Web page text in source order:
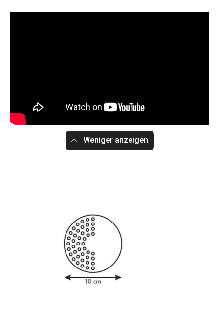
Weniger anzeigen